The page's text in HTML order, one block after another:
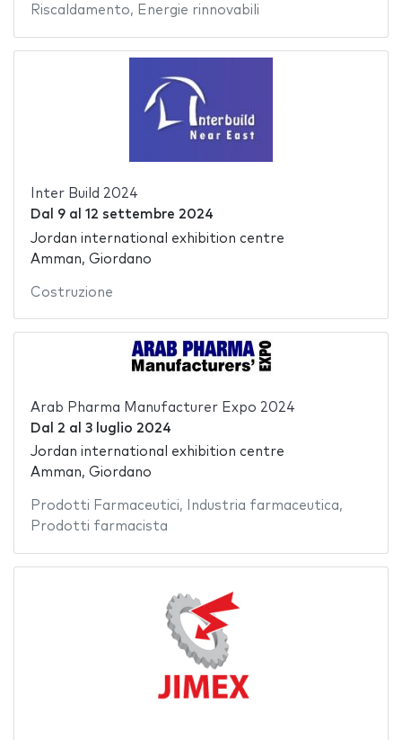
Riscaldamento, Energie rinnovabili
Inter Build 2024
Dal 9al 12 settembre 2024
Jordan international exhibition centre
Amman, Giordano
Costruzione
Arab Pharma Manufacturer Expo 2024
Dal 2 al 3 luglio 2024
Jordan international exhibition centre
Amman, Giordano
Prodotti Farmaceutici, Industria farmaceutica,
Prodotti farmacista